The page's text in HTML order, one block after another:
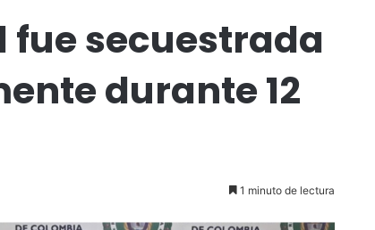
fue secuestrada
durante 12
1 minuto de lectura